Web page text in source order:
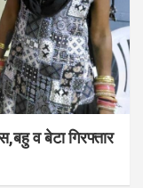
व बेटा गिरफ्तार